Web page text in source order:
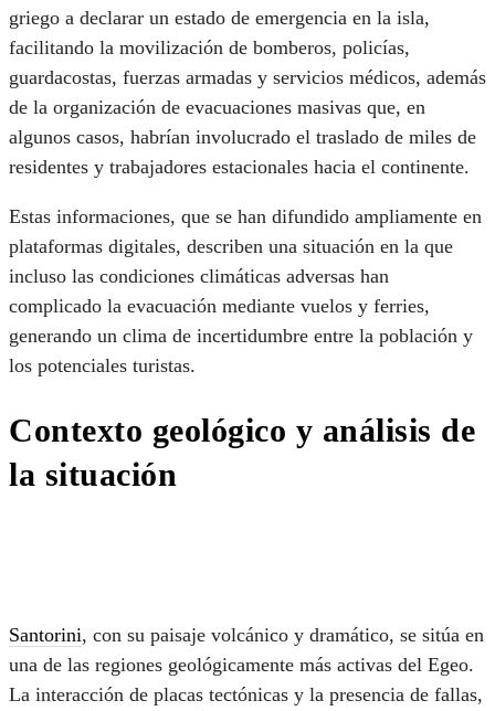
griego a declarar un estado de emergencia en la isla,
facilitando la movilización de bomberos, policías,
guardacostas, fuerzas armadas y servicios médicos, además
de la organización de evacuaciones masivas que, en
algunos casos, habrían involucrado el traslado de miles de
residentes y trabajadores estacionales hacia el continente.
Estas informaciones, que se han difundido ampliamente en
plataformas digitales, describen una situación en la que
incluso las condiciones climáticas adversas han
complicado la evacuación mediante vuelos y ferries,
generando un clima de incertidumbre entre la población y
los potenciales turistas.
Contexto geológico y análisis de
la situación
Santorini, con su paisaje volcánico y dramático, se sitúa en
una de las regiones geológicamente más activas del Egeo.
La interacción de placas tectónicas y la presencia de fallas,